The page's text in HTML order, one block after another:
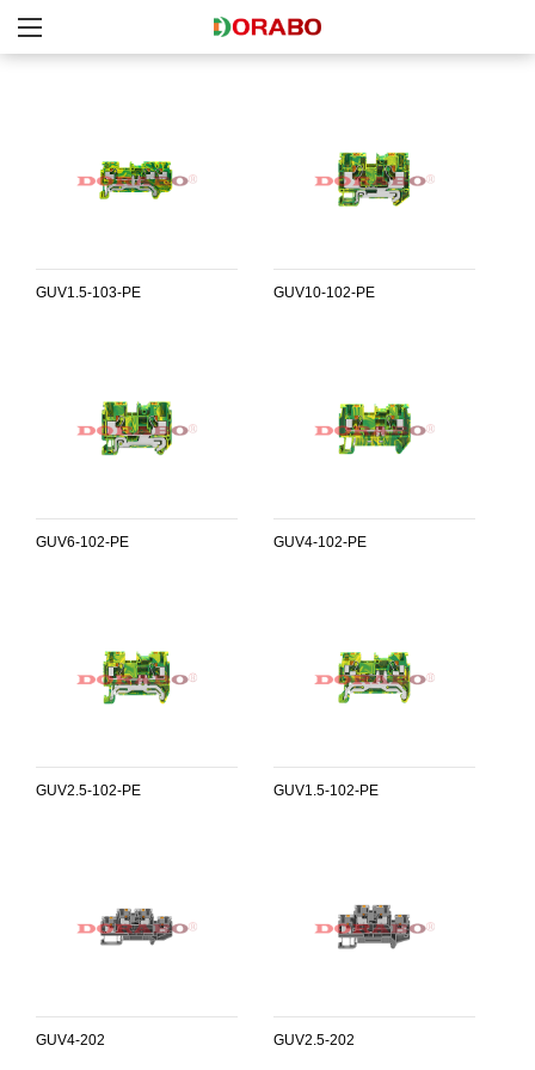
GUV1.5-103-PE GUV10-102-PE
GUV6-102-PE GUV4-102-PE
GUV2.5-102-PE GUV1.5-102-PE
GUV4-202 GUV2.5-202